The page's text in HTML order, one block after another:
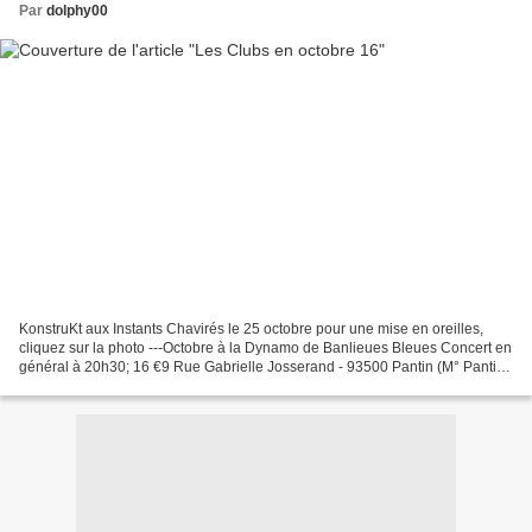
Par dolphy00
KonstruKt aux Instants Chavirés le 25 octobre pour une mise en oreilles,
cliquez sur la photo ---Octobre à la Dynamo de Banlieues Bleues Concert en
général à 20h30; 16 €9 Rue Gabrielle Josserand - 93500 Pantin (M° Pantin